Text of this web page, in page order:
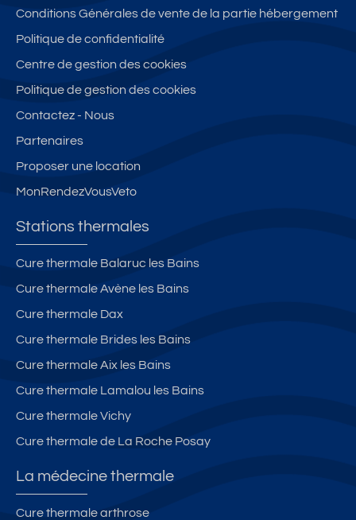
Conditions Générales de vente de la partie hébergement
Politique de confidentialité
Centre de gestion des cookies
Politique de gestion des cookies
Contactez - Nous
Partenaires
Proposer une location
MonRendezVousVeto
Stations thermales
Cure thermale Balaruc les Bains
Cure thermale Avène les Bains
Cure thermale Dax
Cure thermale Brides les Bains
Cure thermale Aix les Bains
Cure thermale Lamalou les Bains
Cure thermale Vichy
Cure thermale de La Roche Posay
La médecine thermale
Cure thermale arthrose